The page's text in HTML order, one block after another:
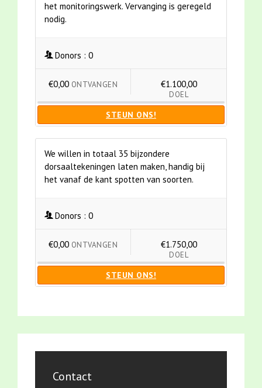
het monitoringswerk. Vervanging is geregeld
nodig.
Donors : 0
€0,00 ONTVANGEN €1.100,00
DOEL
STEUN ONS!
We willen in totaal 35 bijzondere
dorsaaltekeningen laten maken, handig bij
het vanaf de kant spotten van soorten.
Donors : 0
€0,00 ONTVANGEN €1.750,00
DOEL
STEUN ONS!
Contact